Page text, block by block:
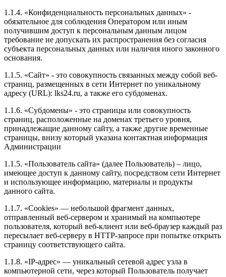
1.1.4. «Конфиденциальность персональных данных» -
обязательное для соблюдения Оператором или иным
получившим доступ к персональным данным лицом
требование не допускать их распространения без согласия
субъекта персональных данных или наличия иного законного
основания.
1.1.5. «Сайт» - это совокупность связанных между собой веб-
страниц, размещенных в сети Интернет по уникальному
адресу (URL): lks24.ru, а также его субдоменах.
1.1.6. «Субдомены» - это страницы или совокупность
страниц, расположенные на доменах третьего уровня,
принадлежащие данному сайту, а также другие временные
страницы, внизу который указана контактная информация
Администрации
1.1.5. «Пользователь сайта» (далее Пользователь) – лицо,
имеющее доступ к данному сайту, посредством сети Интернет
и использующее информацию, материалы и продукты
данного сайта.
1.1.7. «Cookies» — небольшой фрагмент данных,
отправленный веб-сервером и хранимый на компьютере
пользователя, который веб-клиент или веб-браузер каждый раз
пересылает веб-серверу в HTTP-запросе при попытке открыть
страницу соответствующего сайта.
1.1.8. «IP-адрес» — уникальный сетевой адрес узла в
компьютерной сети, через который Пользователь получает